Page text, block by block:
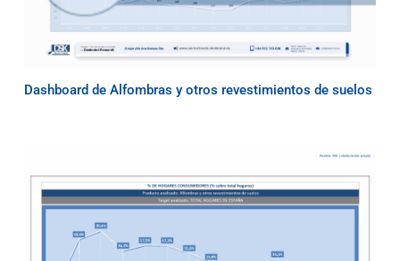
Dashboard de Alfombras y otros revestimientos de suelos